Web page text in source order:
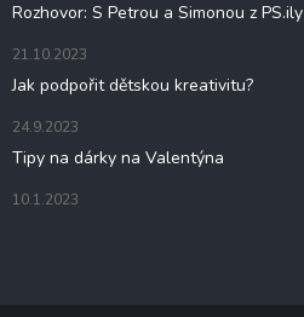
Rozhovor: S Petrou a Simonou z PS.ily
21.10.2023
Jak podpořit dětskou kreativitu?
24.9.2023
Tipy na dárky na Valentýna
10.1.2023